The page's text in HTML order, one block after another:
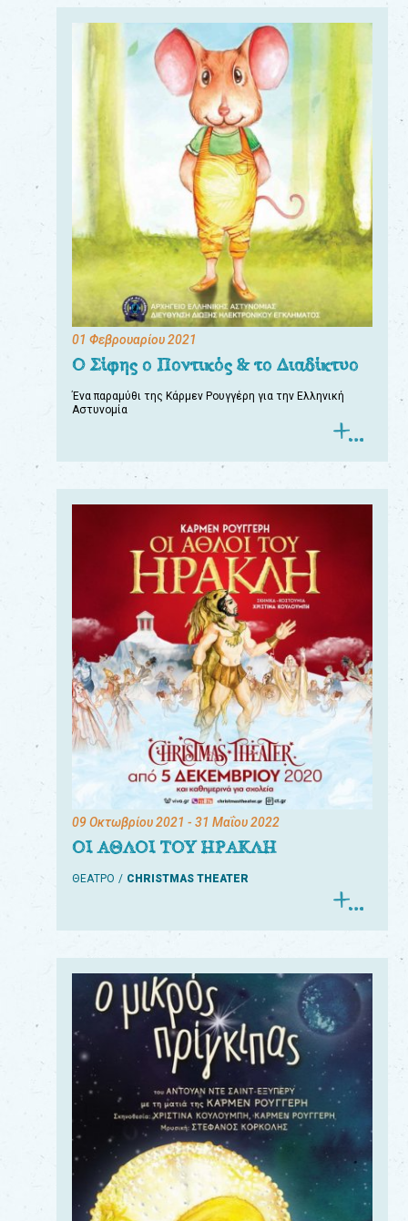
01 Φεβρουαρίου 2021
Ο Σίφης ο Ποντικός & το Διαδίκτυο
Ένα παραμύθι της Κάρμεν Ρουγγέρη για την Ελληνική
Αστυνομία
09 Οκτωβρίου 2021 - 31 Μαΐου 2022
ΟΙ ΑΘΛΟΙ ΤΟΥ ΗΡΑΚΛΗ
ΘΕΑΤΡΟ CHRISTMAS THEATER